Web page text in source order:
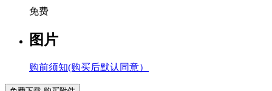
免费
图片
购前须知(购买后默认同意）